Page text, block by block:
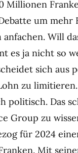
Millionen
um mehr
Will
es ja nicht so
sich aus
zu
politisch. Das
Group zu
für 2024
Mit